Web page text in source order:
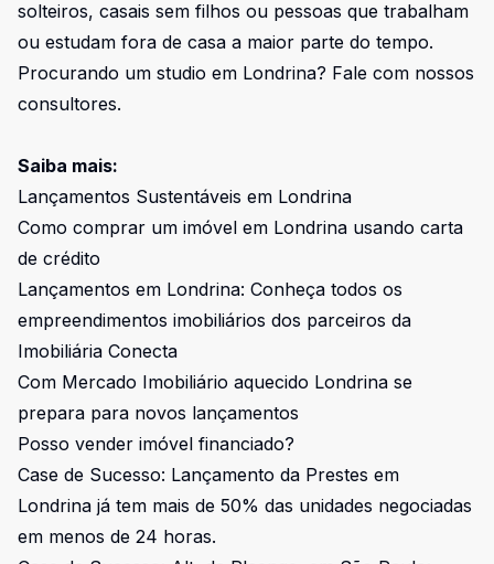
solteiros, casais sem filhos ou pessoas que trabalham
ou estudam fora de casa a maior parte do tempo.
Procurando um studio em Londrina? Fale com nossos
consultores.
Saiba mais:
Lançamentos Sustentáveis em Londrina
Como comprar um imóvel em Londrina usando carta
de crédito
Lançamentos em Londrina: Conheça todos os
empreendimentos imobiliários dos parceiros da
Imobiliária Conecta
Com Mercado Imobiliário aquecido Londrina se
prepara para novos lançamentos
Posso vender imóvel financiado?
Case de Sucesso: Lançamento da Prestes em
Londrina já tem mais de 50% das unidades negociadas
em menos de 24 horas.